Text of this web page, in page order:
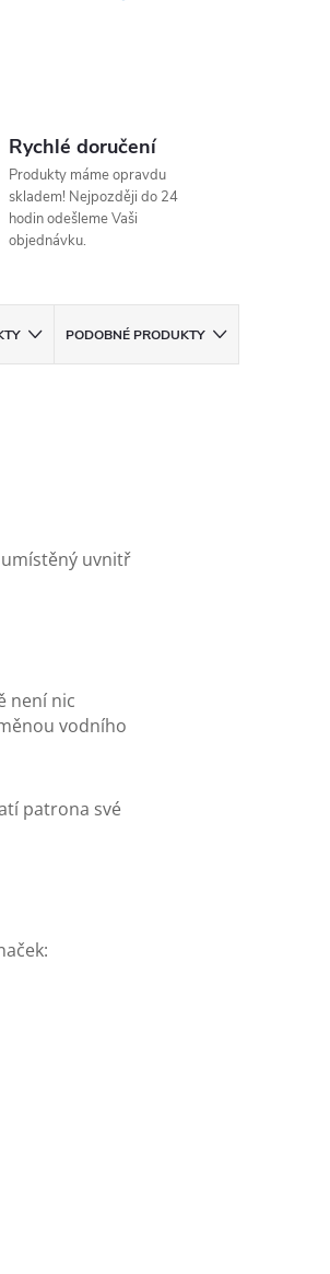
Rychlé doručení
Produkty máme opravdu
skladem! Nejpozději do 24
hodin odešleme Vaši
objednávku.
PODOBNÉ PRODUKTY
uvnitř
není nic
vodního
patrona své